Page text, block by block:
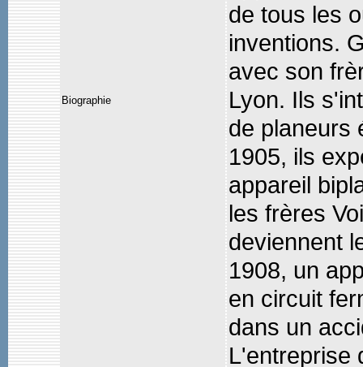
Biographie
de tous les
inventions.
avec son
Lyon. Ils
de planeurs
1905, ils
appareil
les frères
deviennent
1908, un
en circuit
dans un
L'entreprise